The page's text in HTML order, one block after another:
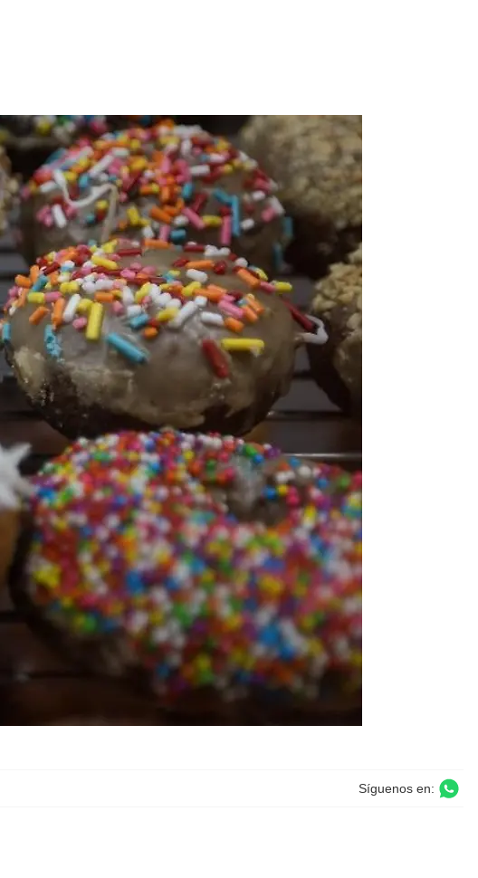
Síguenos en: